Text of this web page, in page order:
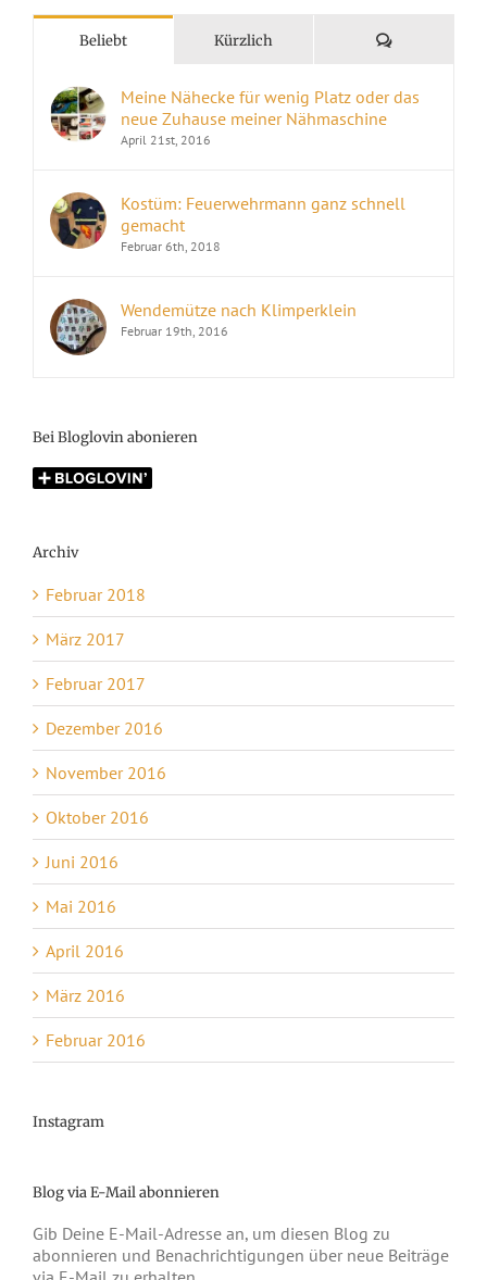
Beliebt Kürzlich Kommentare
Meine Nähecke für wenig Platz oder das
neue Zuhause meiner Nähmaschine
April 21st, 2016
Kostüm: Feuerwehrmann ganz schnell
gemacht
Februar 6th, 2018
Wendemütze nach Klimperklein
Februar 19th, 2016
Bei Bloglovin abonieren
Archiv
Februar 2018
März 2017
Februar 2017
Dezember 2016
November 2016
Oktober 2016
Juni 2016
Mai 2016
April 2016
März 2016
Februar 2016
Instagram
Blog via E-Mail abonnieren
Gib Deine E-Mail-Adresse an, um diesen Blog zu
abonnieren und Benachrichtigungen über neue Beiträge